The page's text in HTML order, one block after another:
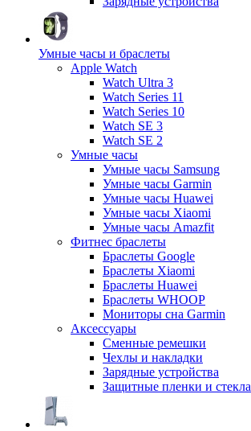
Умные часы и браслеты
Apple Watch
Watch Ultra 3
Watch Series 11
Watch Series 10
Watch SE 3
Watch SE 2
Умные часы
Умные часы Samsung
Умные часы Garmin
Умные часы Huawei
Умные часы Xiaomi
Умные часы Amazfit
Фитнес браслеты
Браслеты Google
Браслеты Xiaomi
Браслеты Huawei
Браслеты WHOOP
Мониторы сна Garmin
Аксессуары
Сменные ремешки
Чехлы и накладки
Зарядные устройства
Защитные пленки и стекла